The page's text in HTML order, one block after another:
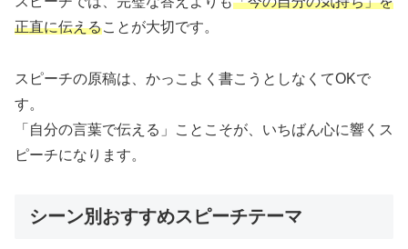
正直に伝えることが大切です。
スピーチの原稿は、かっこよく書こうとしなくてOKで
す。
「自分の言葉で伝える」ことこそが、いちばん心に響くス
ピーチになります。
シーン別おすすめスピーチテーマ